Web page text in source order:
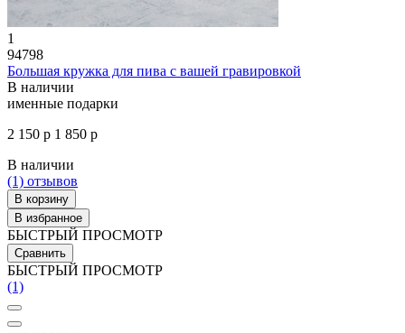
1
94798
Большая кружка для пива с вашей гравировкой
В наличии
именные подарки
2 150 р 1 850 р
В наличии
(1) отзывов
В корзину
В избранное
БЫСТРЫЙ ПРОСМОТР
Сравнить
БЫСТРЫЙ ПРОСМОТР
(1)